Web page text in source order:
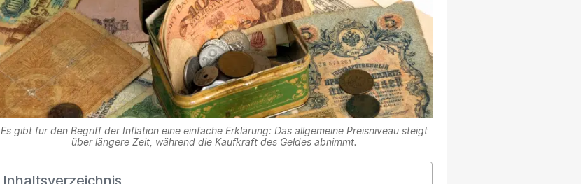
Es gibt für den Begriff der Inflation eine einfache Erklärung: Das allgemeine Preisniveau steigt
über längere Zeit, während die Kaufkraft des Geldes abnimmt.
Inhaltsverzeichnis